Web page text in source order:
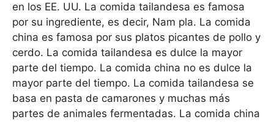
en los EE. UU. La comida tailandesa es famosa
por su ingrediente, es decir, Nam pla. La comida
china es famosa por sus platos picantes de pollo y
cerdo. La comida tailandesa es dulce la mayor
parte del tiempo. La comida china no es dulce la
mayor parte del tiempo. La comida tailandesa se
basa en pasta de camarones y muchas más
partes de animales fermentadas. La comida china